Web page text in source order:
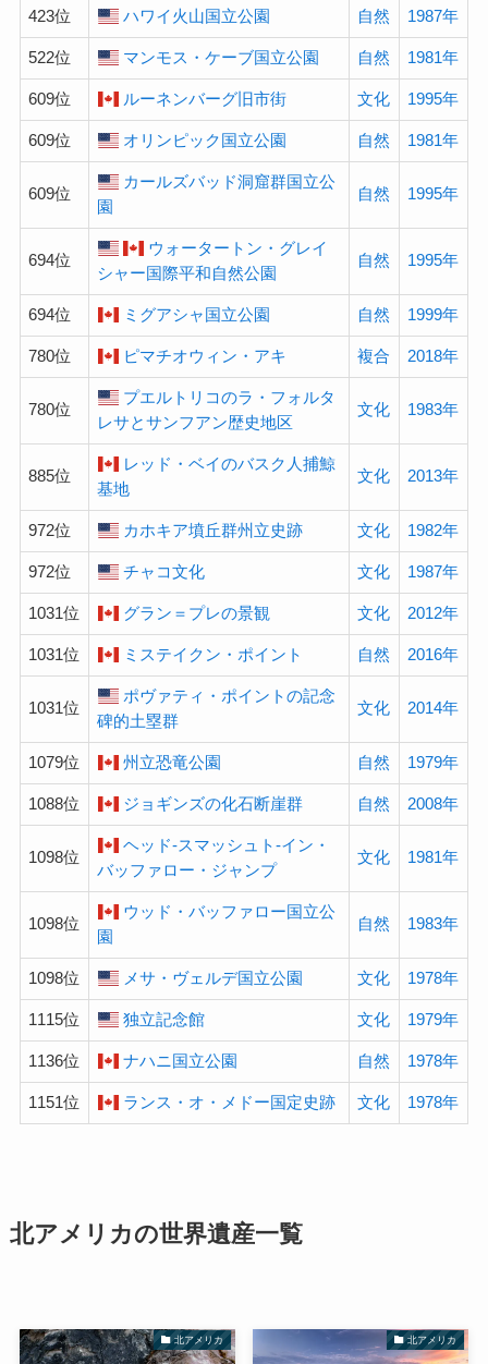
423位 ハワイ火山国立公園 自然 1987年
522位 マンモス・ケーブ国立公園 自然 1981年
609位 ルーネンバーグ旧市街 文化 1995年
609位 オリンピック国立公園 自然 1981年
609位
カールズバッド洞窟群国立公
園
自然 1995年
694位
ウォータートン・グレイ
シャー国際平和自然公園
自然 1995年
694位 ミグアシャ国立公園 自然 1999年
780位 ピマチオウィン・アキ 複合 2018年
780位
プエルトリコのラ・フォルタ
レサとサンフアン歴史地区
文化 1983年
885位
レッド・ベイのバスク人捕鯨
基地
文化 2013年
972位 カホキア墳丘群州立史跡 文化 1982年
972位 チャコ文化 文化 1987年
1031位 グラン＝プレの景観 文化 2012年
1031位 ミステイクン・ポイント 自然 2016年
1031位
ポヴァティ・ポイントの記念
碑的土塁群
文化 2014年
1079位 州立恐竜公園 自然 1979年
1088位 ジョギンズの化石断崖群 自然 2008年
1098位
ヘッド-スマッシュト-イン・
バッファロー・ジャンプ
文化 1981年
1098位
ウッド・バッファロー国立公
園
自然 1983年
1098位 メサ・ヴェルデ国立公園 文化 1978年
1115位 独立記念館 文化 1979年
1136位 ナハニ国立公園 自然 1978年
1151位 ランス・オ・メドー国定史跡 文化 1978年
北アメリカの世界遺産一覧
北アメリカ 北アメリカ